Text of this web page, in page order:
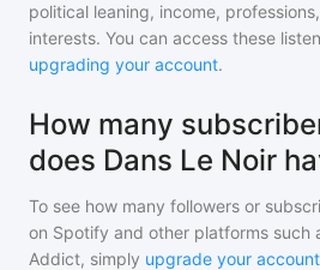
political leaning, income,
interests. You can access these
upgrading your account.
How many
does Dans Le Noir
To see how many followers or
on Spotify and other platforms such
Addict, simply upgrade your account